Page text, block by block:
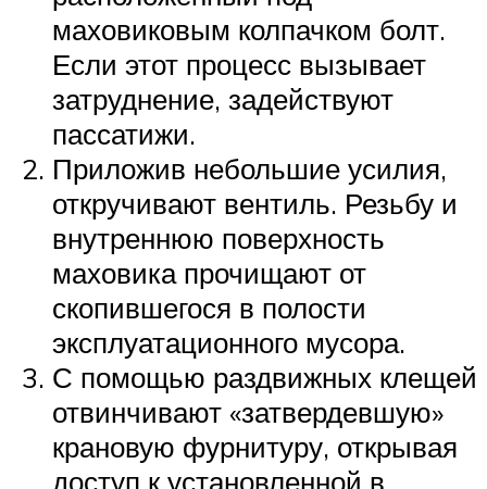
маховиковым колпачком болт.
Если этот процесс вызывает
затруднение, задействуют
пассатижи.
Приложив небольшие усилия,
откручивают вентиль. Резьбу и
внутреннюю поверхность
маховика прочищают от
скопившегося в полости
эксплуатационного мусора.
С помощью раздвижных клещей
отвинчивают «затвердевшую»
крановую фурнитуру, открывая
доступ к установленной в